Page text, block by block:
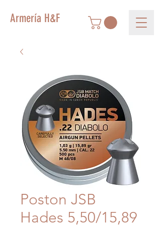
Armería H&F
Poston JSB
Hades 5,50/15,89